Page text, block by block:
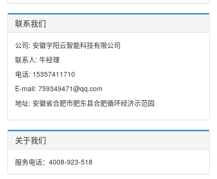
联系我们
公司: 安徽宇阳云智能科技有限公司
联系人: 牛经理
电话: 15357411710
E-mail: 759349471@qq.com
地址: 安徽省合肥市肥东县合肥循环经济示范园
关于我们
服务电话：4008-923-518